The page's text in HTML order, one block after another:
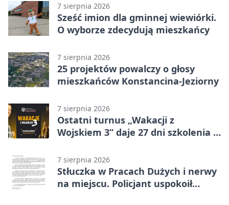
7 sierpnia 2026
Sześć imion dla gminnej wiewiórki.
O wyborze zdecydują mieszkańcy
7 sierpnia 2026
25 projektów powalczy o głosy
mieszkańców Konstancina-Jeziorny
7 sierpnia 2026
Ostatni turnus „Wakacji z
Wojskiem 3” daje 27 dni szkolenia i
7 sierpnia 2026
Stłuczka w Pracach Dużych i nerwy
na miejscu. Policjant uspokoił